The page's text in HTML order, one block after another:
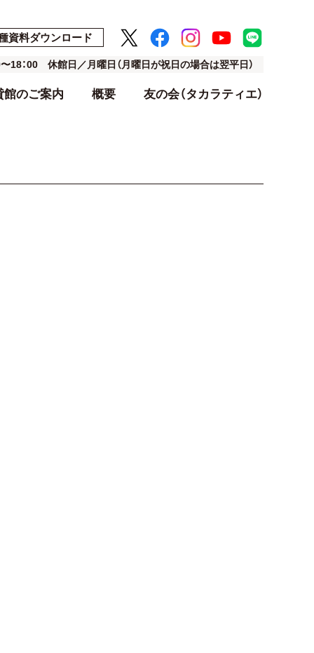
資料ダウンロード
18：00 休館日／月曜日（月曜日が祝日の場合は翌平日）
館のご案内 概要 友の会（タカラティエ）